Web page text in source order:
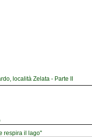
località Zelata - Parte II
respira il lago"